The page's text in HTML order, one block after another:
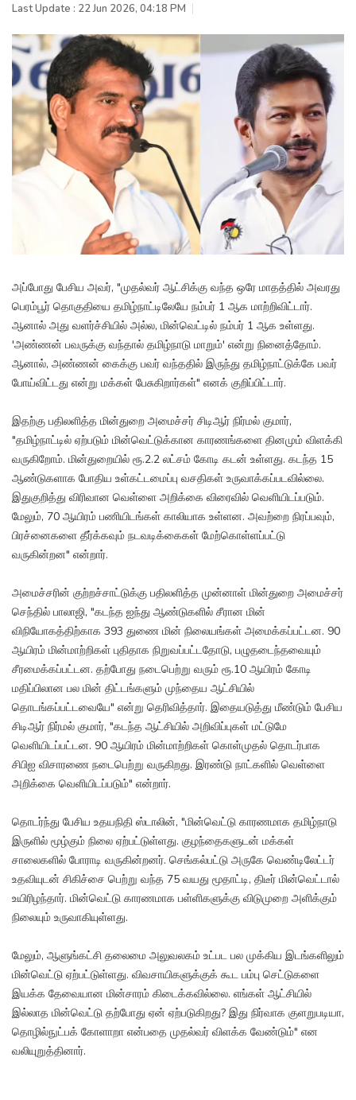
Last Update : 22 Jun 2026, 04:18 PM
அப்போது பேசிய அவர், "முதல்வர் ஆட்சிக்கு வந்த ஒரே மாதத்தில் அவரது
பெரம்பூர் தொகுதியை தமிழ்நாட்டிலேயே நம்பர் 1 ஆக மாற்றிவிட்டார்.
ஆனால் அது வளர்ச்சியில் அல்ல, மின்வெட்டில் நம்பர் 1 ஆக உள்ளது.
'அண்ணன் பவருக்கு வந்தால் தமிழ்நாடு மாறும்' என்று நினைத்தோம்.
ஆனால், அண்ணன் கைக்கு பவர் வந்ததில் இருந்து தமிழ்நாட்டுக்கே பவர்
போய்விட்டது என்று மக்கள் பேசுகிறார்கள்" எனக் குறிப்பிட்டார்.
இதற்கு பதிலளித்த மின்துறை அமைச்சர் சிடிஆர் நிர்மல் குமார்,
"தமிழ்நாட்டில் ஏற்படும் மின்வெட்டுக்கான காரணங்களை தினமும் விளக்கி
வருகிறோம். மின்துறையில் ரூ.2.2 லட்சம் கோடி கடன் உள்ளது. கடந்த 15
ஆண்டுகளாக போதிய உள்கட்டமைப்பு வசதிகள் உருவாக்கப்படவில்லை.
இதுகுறித்து விரிவான வெள்ளை அறிக்கை விரைவில் வெளியிடப்படும்.
மேலும், 70 ஆயிரம் பணியிடங்கள் காலியாக உள்ளன. அவற்றை நிரப்பவும்,
பிரச்னைகளை தீர்க்கவும் நடவடிக்கைகள் மேற்கொள்ளப்பட்டு
வருகின்றன" என்றார்.
அமைச்சரின் குற்றச்சாட்டுக்கு பதிலளித்த முன்னாள் மின்துறை அமைச்சர்
செந்தில் பாலாஜி, "கடந்த ஐந்து ஆண்டுகளில் சீரான மின்
விநியோகத்திற்காக 393 துணை மின் நிலையங்கள் அமைக்கப்பட்டன. 90
ஆயிரம் மின்மாற்றிகள் புதிதாக நிறுவப்பட்டதோடு, பழுதடைந்தவையும்
சீரமைக்கப்பட்டன. தற்போது நடைபெற்று வரும் ரூ.10 ஆயிரம் கோடி
மதிப்பிலான பல மின் திட்டங்களும் முந்தைய ஆட்சியில்
தொடங்கப்பட்டவையே" என்று தெரிவித்தார். இதையடுத்து மீண்டும் பேசிய
சிடிஆர் நிர்மல் குமார், "கடந்த ஆட்சியில் அறிவிப்புகள் மட்டுமே
வெளியிடப்பட்டன. 90 ஆயிரம் மின்மாற்றிகள் கொள்முதல் தொடர்பாக
சிபிஐ விசாரணை நடைபெற்று வருகிறது. இரண்டு நாட்களில் வெள்ளை
அறிக்கை வெளியிடப்படும்" என்றார்.
தொடர்ந்து பேசிய உதயநிதி ஸ்டாலின், "மின்வெட்டு காரணமாக தமிழ்நாடு
இருளில் மூழ்கும் நிலை ஏற்பட்டுள்ளது. குழந்தைகளுடன் மக்கள்
சாலைகளில் போராடி வருகின்றனர். செங்கல்பட்டு அருகே வெண்டிலேட்டர்
உதவியுடன் சிகிச்சை பெற்று வந்த 75 வயது மூதாட்டி, திடீர் மின்வெட்டால்
உயிரிழந்தார். மின்வெட்டு காரணமாக பள்ளிகளுக்கு விடுமுறை அளிக்கும்
நிலையும் உருவாகியுள்ளது.
மேலும், ஆளுங்கட்சி தலைமை அலுவலகம் உட்பட பல முக்கிய இடங்களிலும்
மின்வெட்டு ஏற்பட்டுள்ளது. விவசாயிகளுக்குக் கூட பம்பு செட்டுகளை
இயக்க தேவையான மின்சாரம் கிடைக்கவில்லை. எங்கள் ஆட்சியில்
இல்லாத மின்வெட்டு தற்போது ஏன் ஏற்படுகிறது? இது நிர்வாக குளறுபடியா,
தொழில்நுட்பக் கோளாறா என்பதை முதல்வர் விளக்க வேண்டும்" என
வலியுறுத்தினார்.